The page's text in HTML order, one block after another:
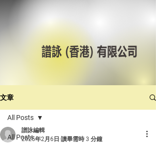
文章
All Posts
All Posts
譜詠編輯
2025年2月6日 讀畢需時 3 分鐘